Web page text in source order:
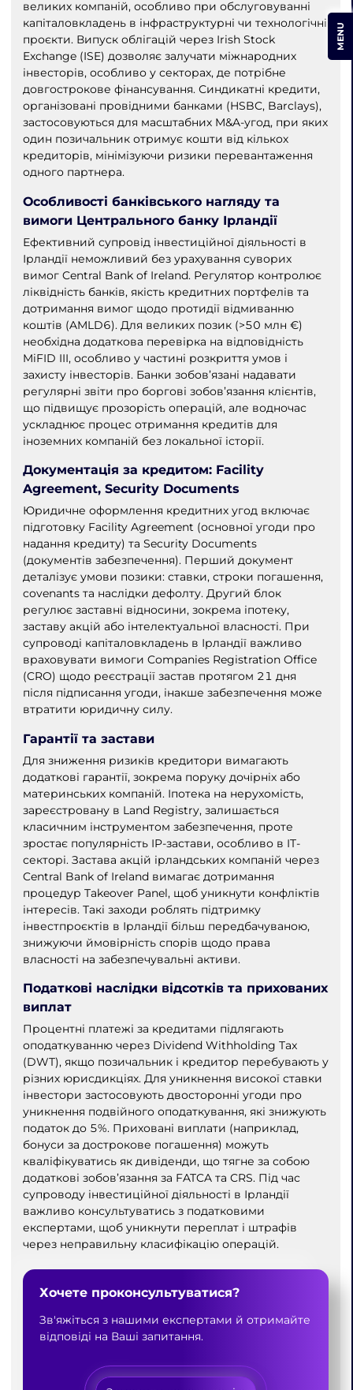
великих компаній, особливо при обслуговуванні
капіталовкладень в інфраструктурні чи технологічні
проєкти. Випуск облігацій через Irish Stock
Exchange (ISE) дозволяє залучати міжнародних
інвесторів, особливо у секторах, де потрібне
довгострокове фінансування. Синдикатні кредити,
організовані провідними банками (HSBC, Barclays),
застосовуються для масштабних M&A-угод, при яких
один позичальник отримує кошти від кількох
кредиторів, мінімізуючи ризики перевантаження
одного партнера.
Особливості банківського нагляду та
вимоги Центрального банку Ірландії
Ефективний супровід інвестиційної діяльності в
Ірландії неможливий без урахування суворих
вимог Central Bank of Ireland. Регулятор контролює
ліквідність банків, якість кредитних портфелів та
дотримання вимог щодо протидії відмиванню
коштів (AMLD6). Для великих позик (>50 млн €)
необхідна додаткова перевірка на відповідність
MiFID III, особливо у частині розкриття умов і
захисту інвесторів. Банки зобов’язані надавати
регулярні звіти про боргові зобов’язання клієнтів,
що підвищує прозорість операцій, але водночас
ускладнює процес отримання кредитів для
іноземних компаній без локальної історії.
Документація за кредитом: Facility
Agreement, Security Documents
Юридичне оформлення кредитних угод включає
підготовку Facility Agreement (основної угоди про
надання кредиту) та Security Documents
(документів забезпечення). Перший документ
деталізує умови позики: ставки, строки погашення,
covenants та наслідки дефолту. Другий блок
регулює заставні відносини, зокрема іпотеку,
заставу акцій або інтелектуальної власності. При
супроводі капіталовкладень в Ірландії важливо
враховувати вимоги Companies Registration Office
(CRO) щодо реєстрації застав протягом 21 дня
після підписання угоди, інакше забезпечення може
втратити юридичну силу.
Гарантії та застави
Для зниження ризиків кредитори вимагають
додаткові гарантії, зокрема поруку дочірніх або
материнських компаній. Іпотека на нерухомість,
зареєстровану в Land Registry, залишається
класичним інструментом забезпечення, проте
зростає популярність IP-застави, особливо в IT-
секторі. Застава акцій ірландських компаній через
Central Bank of Ireland вимагає дотримання
процедур Takeover Panel, щоб уникнути конфліктів
інтересів. Такі заходи роблять підтримку
інвестпроєктів в Ірландії більш передбачуваною,
знижуючи ймовірність спорів щодо права
власності на забезпечувальні активи.
Податкові наслідки відсотків та прихованих
виплат
Процентні платежі за кредитами підлягають
оподаткуванню через Dividend Withholding Tax
(DWT), якщо позичальник і кредитор перебувають у
різних юрисдикціях. Для уникнення високої ставки
інвестори застосовують двосторонні угоди про
уникнення подвійного оподаткування, які знижують
податок до 5%. Приховані виплати (наприклад,
бонуси за дострокове погашення) можуть
кваліфікуватись як дивіденди, що тягне за собою
додаткові зобов’язання за FATCA та CRS. Під час
супроводу інвестиційної діяльності в Ірландії
важливо консультуватись з податковими
експертами, щоб уникнути переплат і штрафів
через неправильну класифікацію операцій.
Хочете проконсультуватися?
Зв'яжіться з нашими експертами й отримайте
відповіді на Ваші запитання.
MENU